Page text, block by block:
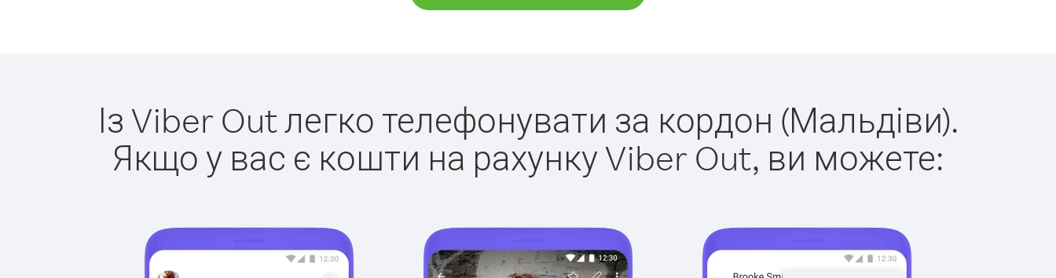
Із Viber Out легко телефонувати за кордон (Мальдіви).
Якщо у вас є кошти на рахунку Viber Out, ви можете: